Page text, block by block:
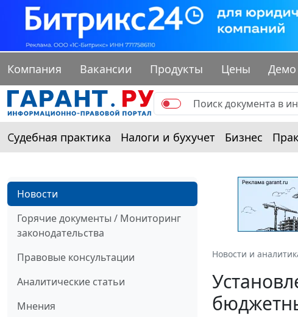
Компания Вакансии Продукты Цены Демо
Судебная практика Налоги и бухучет Бизнес
Новости
Горячие документы / Мониторинг
законодательства
Правовые консультации
Аналитические статьи
Мнения
Новости и